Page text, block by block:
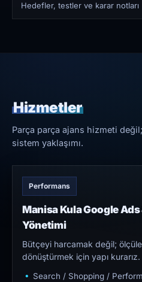
Hedefler, testler ve karar notları
Hizmetler
Parça parça ajans hizmeti
sistem yaklaşımı.
Performans
Manisa Kula Google Ads
Yönetimi
Bütçeyi harcamak değil;
dönüştürmek için yapı kurarız.
Search / Shopping /